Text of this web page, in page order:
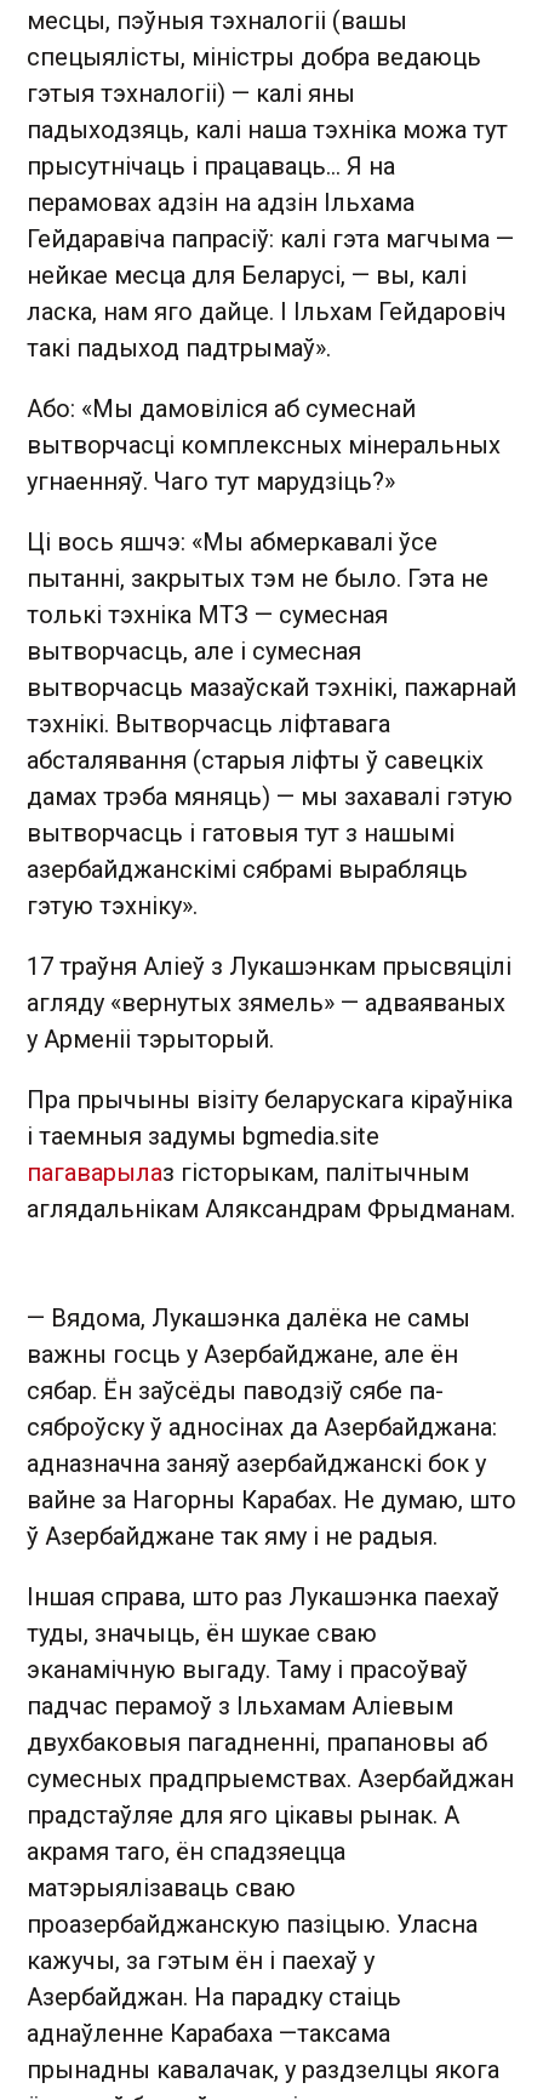
месцы, пэўныя тэхналогіі (вашы
спецыялісты, міністры добра ведаюць
гэтыя тэхналогіі) — калі яны
падыходзяць, калі наша тэхніка можа тут
прысутнічаць і працаваць... Я на
перамовах адзін на адзін Ільхама
Гейдаравіча папрасіў: калі гэта магчыма —
нейкае месца для Беларусі, — вы, калі
ласка, нам яго дайце. І Ільхам Гейдаровіч
такі падыход падтрымаў».
Або: «Мы дамовіліся аб сумеснай
вытворчасці комплексных мінеральных
угнаенняў. Чаго тут марудзіць?»
Ці вось яшчэ: «Мы абмеркавалі ўсе
пытанні, закрытых тэм не было. Гэта не
толькі тэхніка МТЗ — сумесная
вытворчасць, але і сумесная
вытворчасць мазаўскай тэхнікі, пажарнай
тэхнікі. Вытворчасць ліфтавага
абсталявання (старыя ліфты ў савецкіх
дамах трэба мяняць) — мы захавалі гэтую
вытворчасць і гатовыя тут з нашымі
азербайджанскімі сябрамі вырабляць
гэтую тэхніку».
17 траўня Аліеў з Лукашэнкам прысвяцілі
агляду «вернутых зямель» — адваяваных
у Арменіі тэрыторый.
Пра прычыны візіту беларускага кіраўніка
і таемныя задумы bgmedia.site
пагаварылаз гісторыкам, палітычным
аглядальнікам Аляксандрам Фрыдманам.
— Вядома, Лукашэнка далёка не самы
важны госць у Азербайджане, але ён
сябар. Ён заўсёды паводзіў сябе па-
сяброўску ў адносінах да Азербайджана:
адназначна заняў азербайджанскі бок у
вайне за Нагорны Карабах. Не думаю, што
ў Азербайджане так яму і не радыя.
Іншая справа, што раз Лукашэнка паехаў
туды, значыць, ён шукае сваю
эканамічную выгаду. Таму і прасоўваў
падчас перамоў з Ільхамам Аліевым
двухбаковыя пагадненні, прапановы аб
сумесных прадпрыемствах. Азербайджан
прадстаўляе для яго цікавы рынак. А
акрамя таго, ён спадзяецца
матэрыялізаваць сваю
проазербайджанскую пазіцыю. Уласна
кажучы, за гэтым ён і паехаў у
Азербайджан. На парадку стаіць
аднаўленне Карабаха —таксама
прынадны кавалачак, у раздзелцы якога